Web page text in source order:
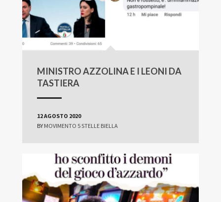
MINISTRO AZZOLINA E I LEONI DA
TASTIERA
12 AGOSTO 2020
BY MOVIMENTO 5 STELLE BIELLA